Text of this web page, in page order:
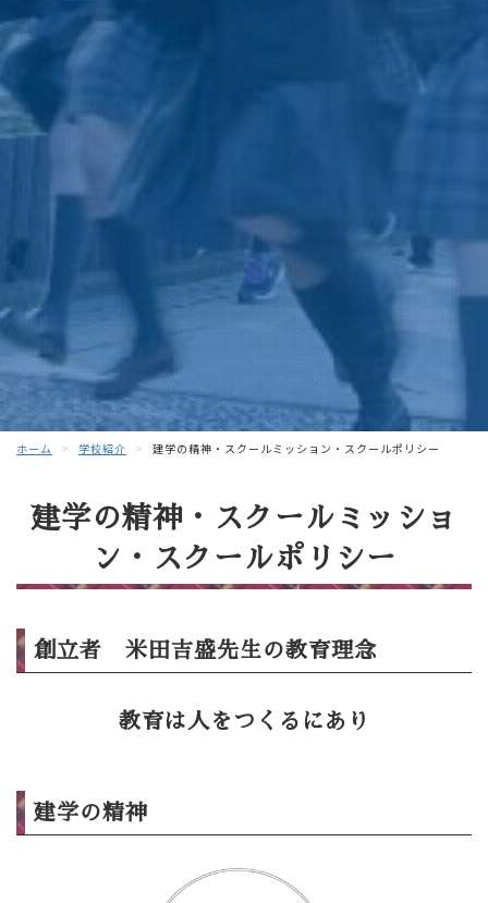
ホーム 学校紹介 建学の精神・スクールミッション・スクールポリシー
建学の精神・スクールミッショ
ン・スクールポリシー
創立者 米田吉盛先生の教育理念
教育は人をつくるにあり
建学の精神